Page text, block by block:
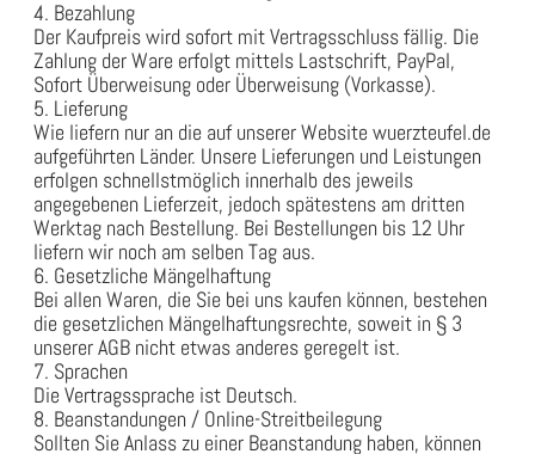
4. Bezahlung
Der Kaufpreis wird sofort mit Vertragsschluss fällig. Die
Zahlung der Ware erfolgt mittels Lastschrift, PayPal,
Sofort Überweisung oder Überweisung (Vorkasse).
5. Lieferung
Wie liefern nur an die auf unserer Website wuerzteufel.de
aufgeführten Länder. Unsere Lieferungen und Leistungen
erfolgen schnellstmöglich innerhalb des jeweils
angegebenen Lieferzeit, jedoch spätestens am dritten
Werktag nach Bestellung. Bei Bestellungen bis 12 Uhr
liefern wir noch am selben Tag aus.
6. Gesetzliche Mängelhaftung
Bei allen Waren, die Sie bei uns kaufen können, bestehen
die gesetzlichen Mängelhaftungsrechte, soweit in § 3
unserer AGB nicht etwas anderes geregelt ist.
7. Sprachen
Die Vertragssprache ist Deutsch.
8. Beanstandungen / Online-Streitbeilegung
Sollten Sie Anlass zu einer Beanstandung haben, können